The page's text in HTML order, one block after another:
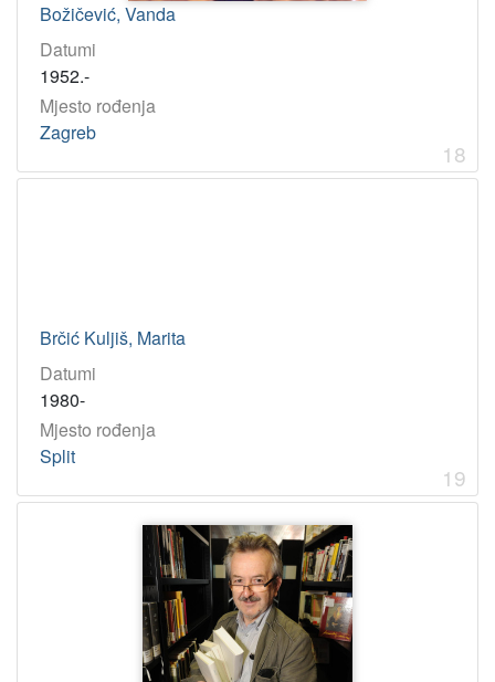
Božičević, Vanda
Datumi
1952.-
Mjesto rođenja
Zagreb
18
Brčić Kuljiš, Marita
Datumi
1980-
Mjesto rođenja
Split
19